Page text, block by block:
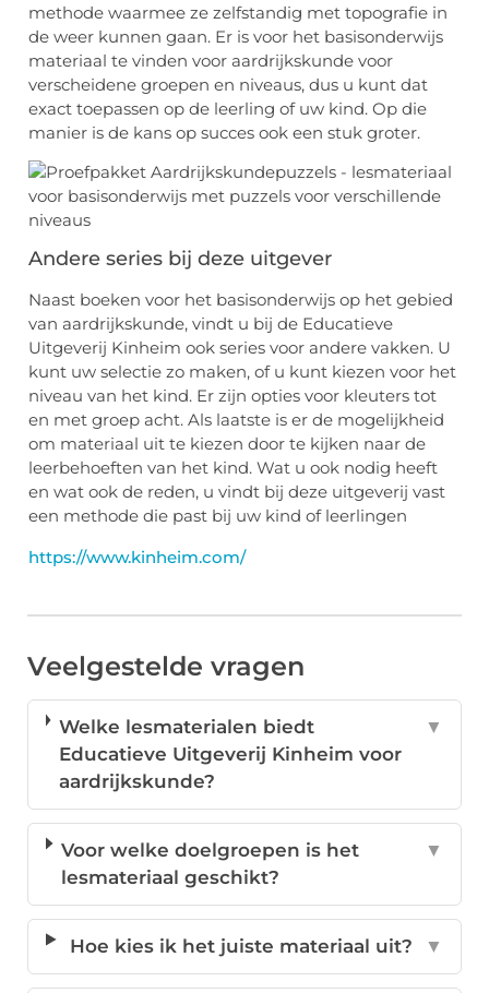
methode waarmee ze zelfstandig met topografie in
de weer kunnen gaan. Er is voor het basisonderwijs
materiaal te vinden voor aardrijkskunde voor
verscheidene groepen en niveaus, dus u kunt dat
exact toepassen op de leerling of uw kind. Op die
manier is de kans op succes ook een stuk groter.
Andere series bij deze uitgever
Naast boeken voor het basisonderwijs op het gebied
van aardrijkskunde, vindt u bij de Educatieve
Uitgeverij Kinheim ook series voor andere vakken. U
kunt uw selectie zo maken, of u kunt kiezen voor het
niveau van het kind. Er zijn opties voor kleuters tot
en met groep acht. Als laatste is er de mogelijkheid
om materiaal uit te kiezen door te kijken naar de
leerbehoeften van het kind. Wat u ook nodig heeft
en wat ook de reden, u vindt bij deze uitgeverij vast
een methode die past bij uw kind of leerlingen
https://www.kinheim.com/
Veelgestelde vragen
Welke lesmaterialen biedt
Educatieve Uitgeverij Kinheim voor
aardrijkskunde?
▼
Voor welke doelgroepen is het
lesmateriaal geschikt?
▼
Hoe kies ik het juiste materiaal uit? ▼